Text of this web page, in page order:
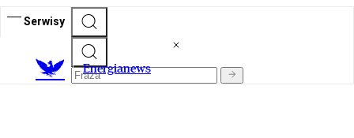
Serwisy
Energianews